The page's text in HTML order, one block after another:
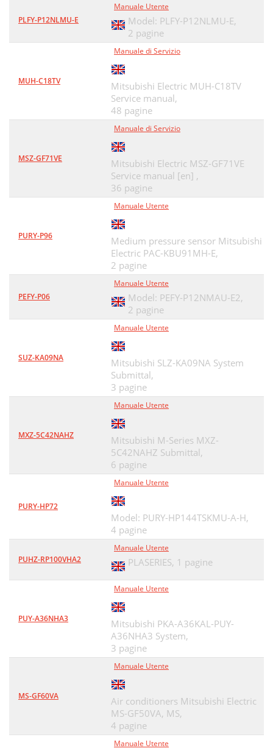
PLFY-P12NLMU-E
Manuale Utente
Model: PLFY-P12NLMU-E,
2 pagine
MUH-C18TV
Manuale di Servizio
Mitsubishi Electric MUH-C18TV
Service manual,
48 pagine
MSZ-GF71VE
Manuale di Servizio
Mitsubishi Electric MSZ-GF71VE
Service manual [en] ,
36 pagine
PURY-P96
Manuale Utente
Medium pressure sensor Mitsubishi
Electric PAC-KBU91MH-E,
2 pagine
PEFY-P06
Manuale Utente
Model: PEFY-P12NMAU-E2,
2 pagine
SUZ-KA09NA
Manuale Utente
Mitsubishi SLZ-KA09NA System
Submittal,
3 pagine
MXZ-5C42NAHZ
Manuale Utente
Mitsubishi M-Series MXZ-
5C42NAHZ Submittal,
6 pagine
PURY-HP72
Manuale Utente
Model: PURY-HP144TSKMU-A-H,
4 pagine
PUHZ-RP100VHA2
Manuale Utente
PLASERIES, 1 pagine
PUY-A36NHA3
Manuale Utente
Mitsubishi PKA-A36KAL-PUY-
A36NHA3 System,
3 pagine
MS-GF60VA
Manuale Utente
Air conditioners Mitsubishi Electric
MS-GF50VA, MS,
4 pagine
Manuale Utente